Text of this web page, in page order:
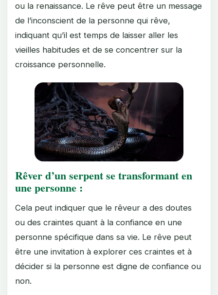
ou la renaissance. Le rêve peut être un message
de l’inconscient de la personne qui rêve,
indiquant qu’il est temps de laisser aller les
vieilles habitudes et de se concentrer sur la
croissance personnelle.
Rêver d’un serpent se transformant en
une personne :
Cela peut indiquer que le rêveur a des doutes
ou des craintes quant à la confiance en une
personne spécifique dans sa vie. Le rêve peut
être une invitation à explorer ces craintes et à
décider si la personne est digne de confiance ou
non.